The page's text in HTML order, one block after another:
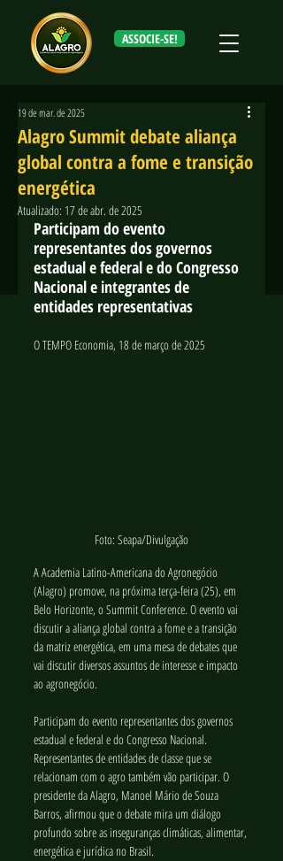
ASSOCIE-SE!
Alagro Summit debate aliança
global contra a fome e transição
energética
19 de mar. de 2025
Atualizado: 17 de abr. de 2025
Participam do evento
representantes dos governos
estadual e federal e do Congresso
Nacional e integrantes de
entidades representativas
O TEMPO Economia, 18 de março de 2025
Foto: Seapa/Divulgação
A Academia Latino-Americana do Agronegócio
(Alagro) promove, na próxima terça-feira (25), em
Belo Horizonte, o Summit Conference. O evento vai
discutir a aliança global contra a fome e a transição
da matriz energética, em uma mesa de debates que
vai discutir diversos assuntos de interesse e impacto
ao agronegócio.
Participam do evento representantes dos governos
estadual e federal e do Congresso Nacional.
Representantes de entidades de classe que se
relacionam com o agro também vão participar. O
presidente da Alagro, Manoel Mário de Souza
Barros, afirmou que o debate mira um diálogo
profundo sobre as inseguranças climáticas, alimentar,
energética e jurídica no Brasil.